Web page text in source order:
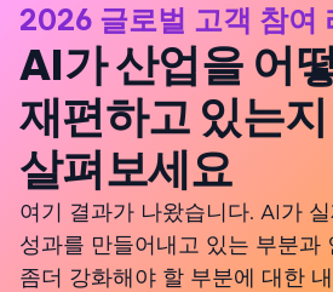
2026 글로벌 고객 참여
AI가 산업을 어
재편하고 있는지
살펴보세요
여기 결과가 나왔습니다. AI가
성과를 만들어내고 있는 부분과
좀더 강화해야 할 부분에 대한